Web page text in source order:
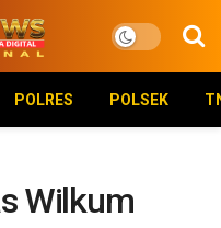
POLRES POLSEK
Wilkum